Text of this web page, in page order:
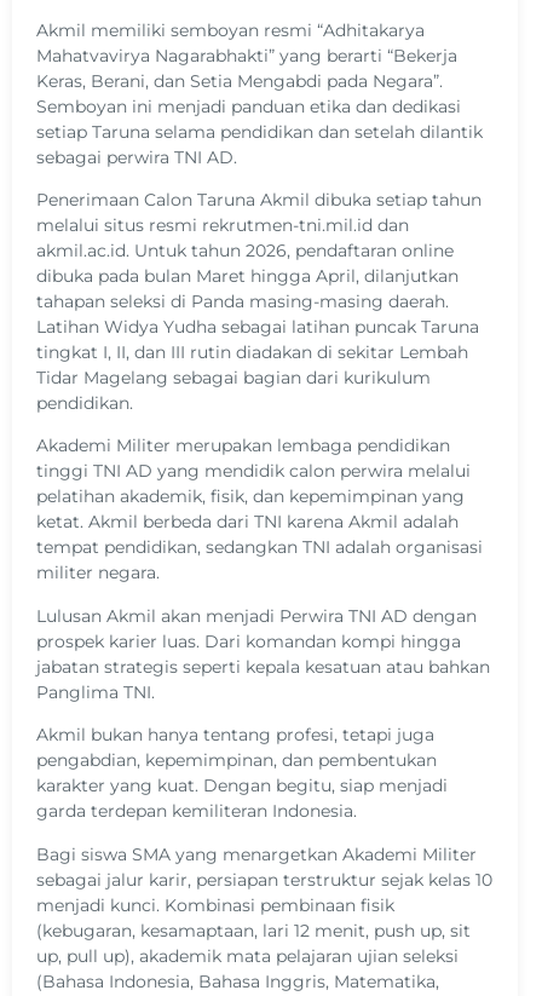
Akmil memiliki semboyan resmi “Adhitakarya
Mahatvavirya Nagarabhakti” yang berarti “Bekerja
Keras, Berani, dan Setia Mengabdi pada Negara”.
Semboyan ini menjadi panduan etika dan dedikasi
setiap Taruna selama pendidikan dan setelah dilantik
sebagai perwira TNI AD.
Penerimaan Calon Taruna Akmil dibuka setiap tahun
melalui situs resmi rekrutmen-tni.mil.id dan
akmil.ac.id. Untuk tahun 2026, pendaftaran online
dibuka pada bulan Maret hingga April, dilanjutkan
tahapan seleksi di Panda masing-masing daerah.
Latihan Widya Yudha sebagai latihan puncak Taruna
tingkat I, II, dan III rutin diadakan di sekitar Lembah
Tidar Magelang sebagai bagian dari kurikulum
pendidikan.
Akademi Militer merupakan lembaga pendidikan
tinggi TNI AD yang mendidik calon perwira melalui
pelatihan akademik, fisik, dan kepemimpinan yang
ketat. Akmil berbeda dari TNI karena Akmil adalah
tempat pendidikan, sedangkan TNI adalah organisasi
militer negara.
Lulusan Akmil akan menjadi Perwira TNI AD dengan
prospek karier luas. Dari komandan kompi hingga
jabatan strategis seperti kepala kesatuan atau bahkan
Panglima TNI.
Akmil bukan hanya tentang profesi, tetapi juga
pengabdian, kepemimpinan, dan pembentukan
karakter yang kuat. Dengan begitu, siap menjadi
garda terdepan kemiliteran Indonesia.
Bagi siswa SMA yang menargetkan Akademi Militer
sebagai jalur karir, persiapan terstruktur sejak kelas 10
menjadi kunci. Kombinasi pembinaan fisik
(kebugaran, kesamaptaan, lari 12 menit, push up, sit
up, pull up), akademik mata pelajaran ujian seleksi
(Bahasa Indonesia, Bahasa Inggris, Matematika,